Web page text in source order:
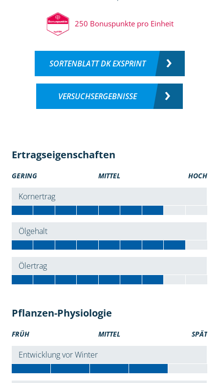
250 Bonuspunkte pro Einheit
SORTENBLATT DK EXSPRINT
VERSUCHSERGEBNISSE
Ertragseigenschaften
GERING MITTEL HOCH
Kornertrag
Ölgehalt
Ölertrag
Pflanzen-Physiologie
FRÜH MITTEL SPÄT
Entwicklung vor Winter